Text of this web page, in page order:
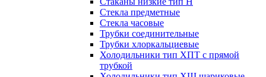
Стекла предметные
Стекла часовые
Трубки соединительные
Трубки хлоркальциевые
Холодильники тип ХПТ с прямой
трубкой